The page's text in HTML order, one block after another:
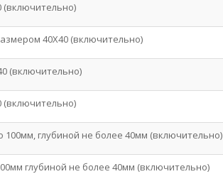
40Х40 (включительно)
(включительно)
глубиной не более 40мм (включительно)
глубиной не более 40мм (включительно)